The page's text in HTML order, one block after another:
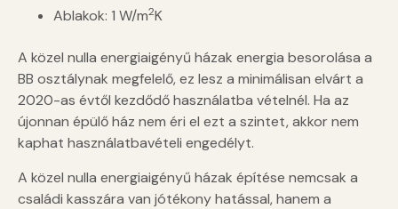
Ablakok: 1 W/m2K
A közel nulla energiaigényű házak energia besorolása a
BB osztálynak megfelelő, ez lesz a minimálisan elvárt a
2020-as évtől kezdődő használatba vételnél. Ha az
újonnan épülő ház nem éri el ezt a szintet, akkor nem
kaphat használatbavételi engedélyt.
A közel nulla energiaigényű házak építése nemcsak a
családi kasszára van jótékony hatással, hanem a